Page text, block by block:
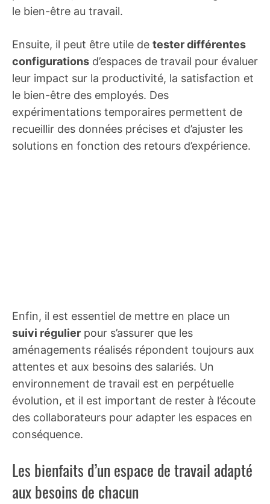
le bien-être au travail.
Ensuite, il peut être utile de tester différentes
configurations d’espaces de travail pour évaluer
leur impact sur la productivité, la satisfaction et
le bien-être des employés. Des
expérimentations temporaires permettent de
recueillir des données précises et d’ajuster les
solutions en fonction des retours d’expérience.
Enfin, il est essentiel de mettre en place un
suivi régulier pour s’assurer que les
aménagements réalisés répondent toujours aux
attentes et aux besoins des salariés. Un
environnement de travail est en perpétuelle
évolution, et il est important de rester à l’écoute
des collaborateurs pour adapter les espaces en
conséquence.
Les bienfaits d’un espace de travail adapté
aux besoins de chacun